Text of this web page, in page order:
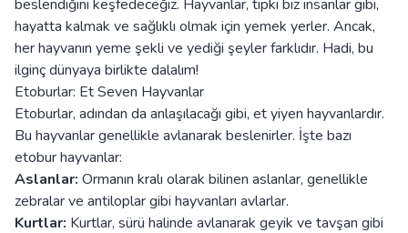
beslendiğini keşfedeceğiz. Hayvanlar, tıpkı biz insanlar gibi,
hayatta kalmak ve sağlıklı olmak için yemek yerler. Ancak,
her hayvanın yeme şekli ve yediği şeyler farklıdır. Hadi, bu
ilginç dünyaya birlikte dalalım!
Etoburlar: Et Seven Hayvanlar
Etoburlar, adından da anlaşılacağı gibi, et yiyen hayvanlardır.
Bu hayvanlar genellikle avlanarak beslenirler. İşte bazı
etobur hayvanlar:
Aslanlar: Ormanın kralı olarak bilinen aslanlar, genellikle
zebralar ve antiloplar gibi hayvanları avlarlar.
Kurtlar: Kurtlar, sürü halinde avlanarak geyik ve tavşan gibi